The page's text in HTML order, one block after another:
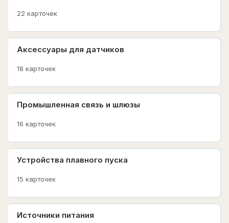
22 карточек
Аксессуары для датчиков
18 карточек
Промышленная связь и шлюзы
16 карточек
Устройства плавного пуска
15 карточек
Источники питания